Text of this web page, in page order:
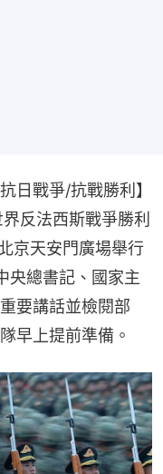
日戰爭/抗戰勝利】
反法西斯戰爭勝利
京天安門廣場舉行
央總書記、國家主
要講話並檢閱部
早上提前準備。